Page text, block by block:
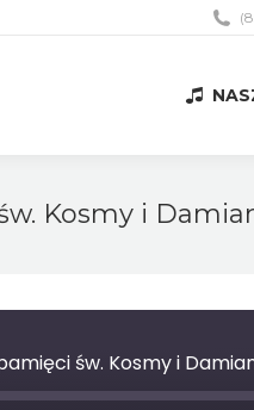
Kosmy i
św. Kosmy i